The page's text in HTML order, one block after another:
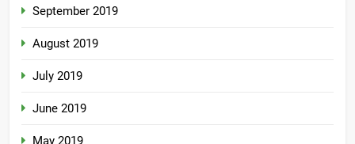
September 2019
August 2019
July 2019
June 2019